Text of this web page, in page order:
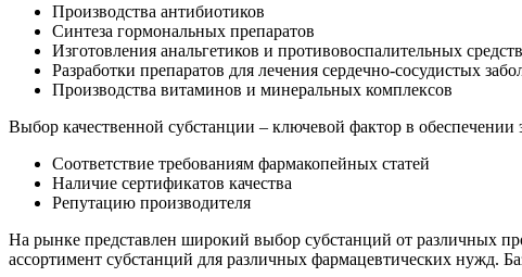
Производства антибиотиков
Синтеза гормональных препаратов
Изготовления анальгетиков и противовоспалительных средств
Разработки препаратов для лечения сердечно-сосудистых
Производства витаминов и минеральных комплексов
Выбор качественной субстанции – ключевой фактор в
Соответствие требованиям фармакопейных статей
Наличие сертификатов качества
Репутацию производителя
На рынке представлен широкий выбор субстанций от различных
ассортимент субстанций для различных фармацевтических нужд.